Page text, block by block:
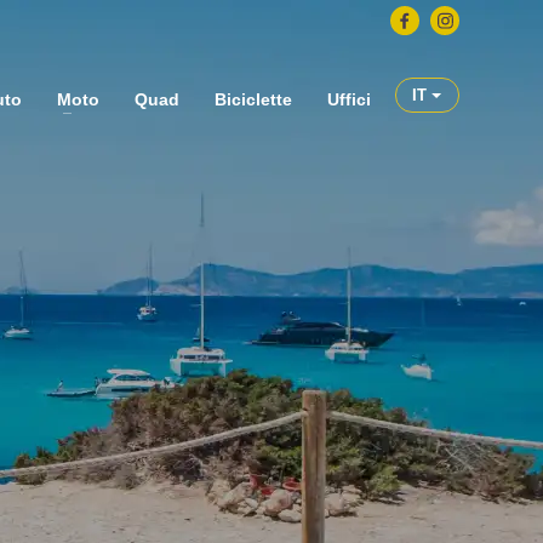
Moto Quad Biciclette Uffici IT